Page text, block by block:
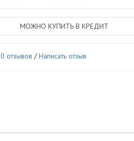
МОЖНО КУПИТЬ В КРЕДИТ
0 отзывов /Написать отзыв